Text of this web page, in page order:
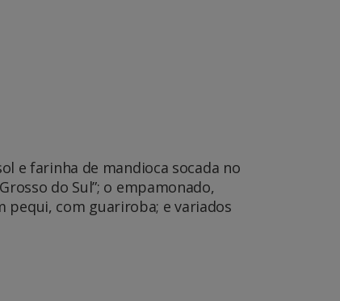
e farinha de mandioca socada no
do Sul”; o empamonado,
com guariroba; e variados